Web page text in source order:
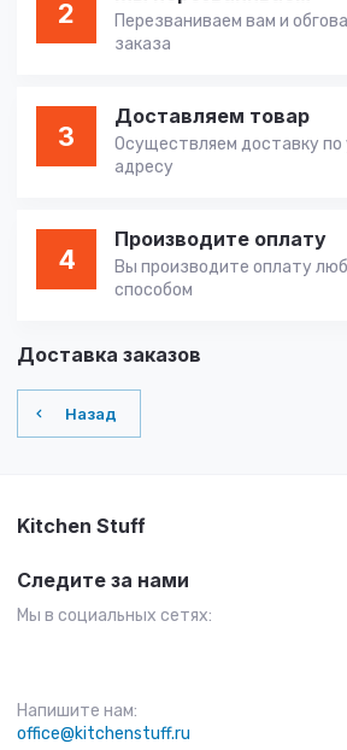
2
Перезваниваем вам и
заказа
3
Доставляем товар
Осуществляем доставку по
адресу
4
Производите оплату
Вы производите оплату
способом
Доставка заказов
Назад
Kitchen Stuff
Следите за нами
Мы в социальных сетях:
Напишите нам:
office@kitchenstuff.ru